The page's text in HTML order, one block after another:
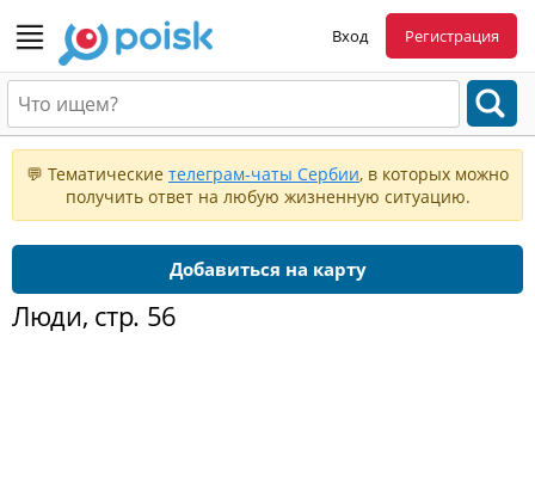
Вход Регистрация
💬 Тематические телеграм-чаты Сербии, в которых можно
получить ответ на любую жизненную ситуацию.
Добавиться на карту
Люди, стр. 56